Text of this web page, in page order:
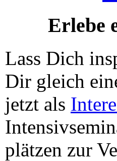
Erlebe
Lass Dich
Dir gleich
jetzt als
plätzen zur